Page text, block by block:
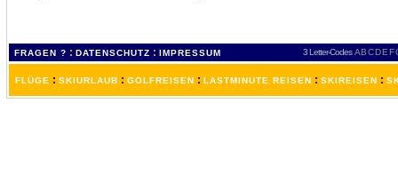
FRAGEN ? : DATENSCHUTZ : IMPRESSUM 3 Letter-Codes ABCDEF
FLÜGE : SKIURLAUB : GOLFREISEN : LASTMINUTE REISEN : SKIREISEN :